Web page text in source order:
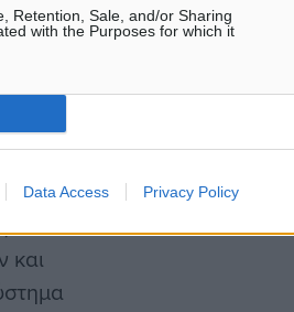
Retention, Sale, and/or Sharing
with the Purposes for which it
Data Access Privacy Policy
η
η
και